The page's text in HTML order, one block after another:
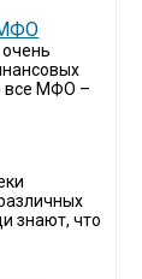
МФО
все МФО –
знают, что